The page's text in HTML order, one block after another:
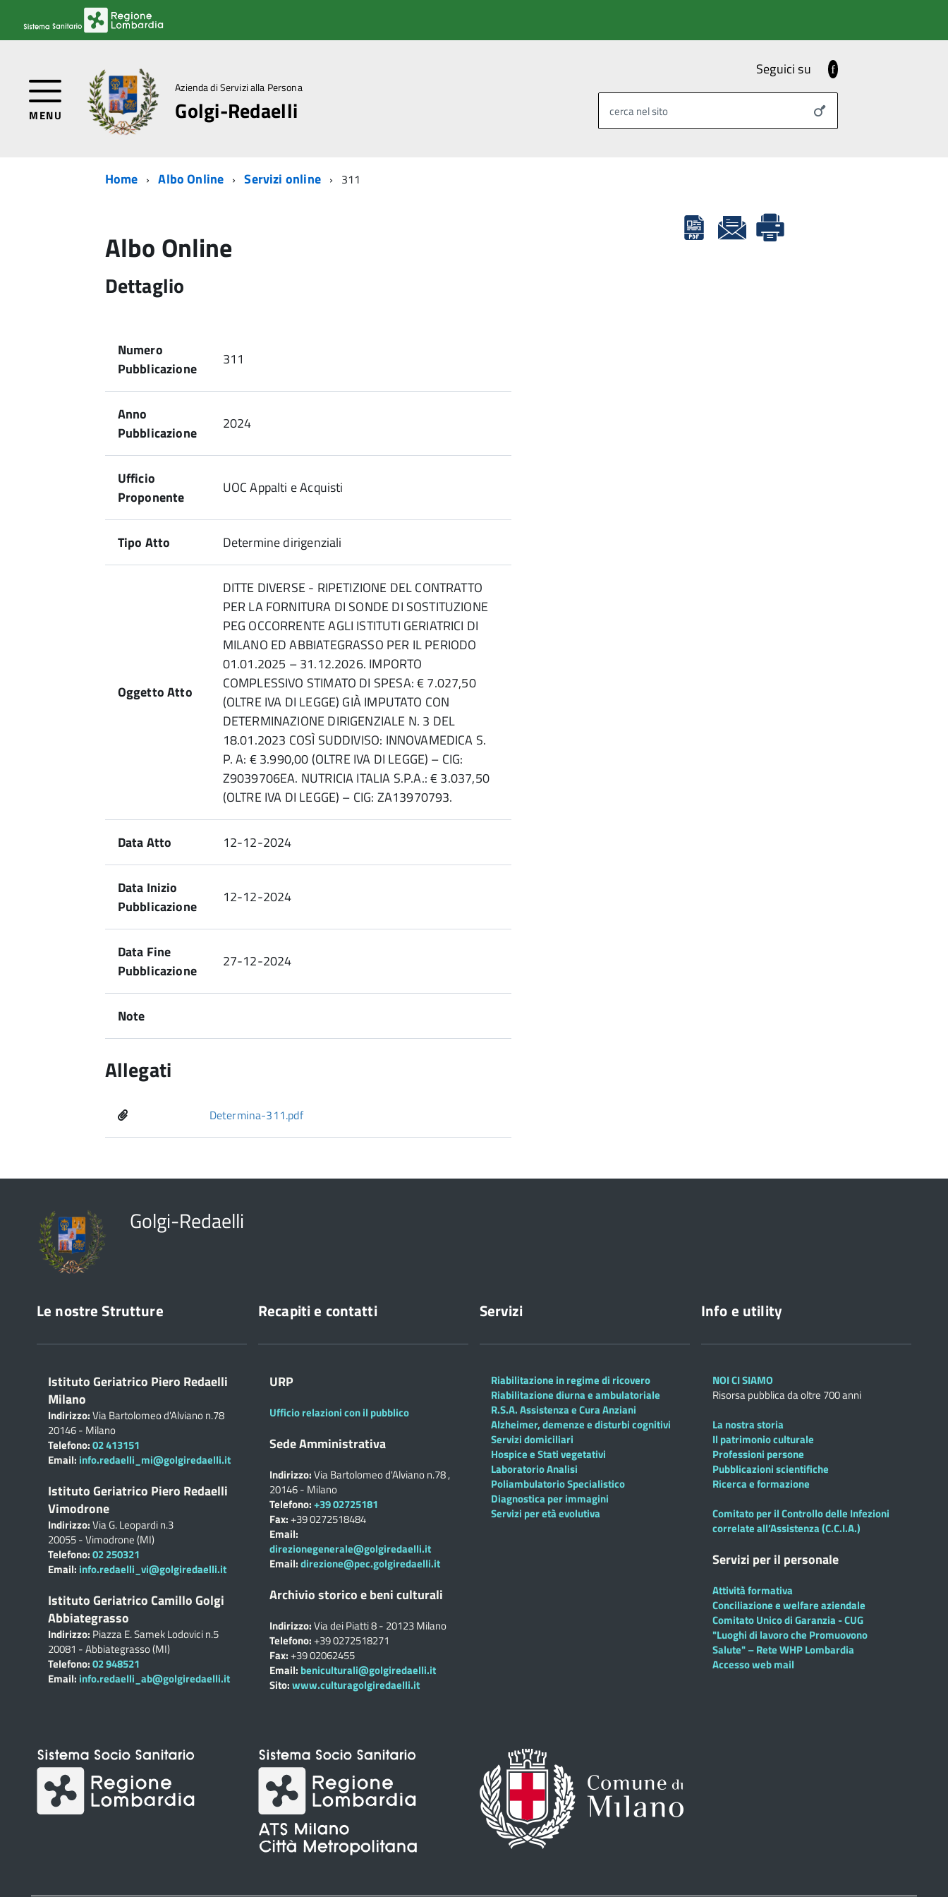
MENU
Azienda di Servizi alla Persona
Golgi-Redaelli
Seguici su
cerca nel sito
Home Albo Online Servizi online 311
Albo Online
Dettaglio
Numero
Pubblicazione
311
Anno
Pubblicazione
2024
Ufficio
Proponente
UOC Appalti e Acquisti
Tipo Atto Determine dirigenziali
Oggetto Atto
DITTE DIVERSE - RIPETIZIONE DEL CONTRATTO
PER LA FORNITURA DI SONDE DI SOSTITUZIONE
PEG OCCORRENTE AGLI ISTITUTI GERIATRICI DI
MILANO ED ABBIATEGRASSO PER IL PERIODO
01.01.2025 – 31.12.2026. IMPORTO
COMPLESSIVO STIMATO DI SPESA: € 7.027,50
(OLTRE IVA DI LEGGE) GIÀ IMPUTATO CON
DETERMINAZIONE DIRIGENZIALE N. 3 DEL
18.01.2023 COSÌ SUDDIVISO: INNOVAMEDICA S.
P. A: € 3.990,00 (OLTRE IVA DI LEGGE) – CIG:
Z9039706EA. NUTRICIA ITALIA S.P.A.: € 3.037,50
(OLTRE IVA DI LEGGE) – CIG: ZA13970793.
Data Atto 12-12-2024
Data Inizio
Pubblicazione
12-12-2024
Data Fine
Pubblicazione
27-12-2024
Note
Allegati
Determina-311.pdf
Golgi-Redaelli
Le nostre Strutture
Istituto Geriatrico Piero Redaelli
Milano
Indirizzo:Via Bartolomeo d'Alviano n.78
20146 - Milano
Telefono:02 413151
Email: info.redaelli_mi@golgiredaelli.it
Istituto Geriatrico Piero Redaelli
Vimodrone
Indirizzo:Via G. Leopardi n.3
20055 - Vimodrone (MI)
Telefono:02 250321
Email: info.redaelli_vi@golgiredaelli.it
Istituto Geriatrico Camillo Golgi
Abbiategrasso
Indirizzo: Piazza E. Samek Lodovici n.5
20081 - Abbiategrasso (MI)
Telefono:02 948521
Email: info.redaelli_ab@golgiredaelli.it
Recapiti e contatti
URP
Ufficio relazioni con il pubblico
Sede Amministrativa
Indirizzo:Via Bartolomeo d'Alviano n.78 ,
20146 - Milano
Telefono:+39 02725181
Fax:+39 0272518484
Email:
direzionegenerale@golgiredaelli.it
Email:direzione@pec.golgiredaelli.it
Archivio storico e beni culturali
Indirizzo:Via dei Piatti 8 - 20123 Milano
Telefono:+39 0272518271
Fax:+39 02062455
Email: beniculturali@golgiredaelli.it
Sito:www.culturagolgiredaelli.it
Servizi
Riabilitazione in regime di ricovero
Riabilitazione diurna e ambulatoriale
R.S.A. Assistenza e Cura Anziani
Alzheimer, demenze e disturbi cognitivi
Servizi domiciliari
Hospice e Stati vegetativi
Laboratorio Analisi
Poliambulatorio Specialistico
Diagnostica per immagini
Servizi per età evolutiva
Info e utility
NOI CI SIAMO
Risorsa pubblica da oltre 700 anni
La nostra storia
Il patrimonio culturale
Professioni persone
Pubblicazioni scientifiche
Ricerca e formazione
Comitato per il Controllo delle Infezioni
correlate all’Assistenza (C.C.I.A.)
Servizi per il personale
Attività formativa
Conciliazione e welfare aziendale
Comitato Unico di Garanzia - CUG
"Luoghi di lavoro che Promuovono
Salute" – Rete WHP Lombardia
Accesso web mail